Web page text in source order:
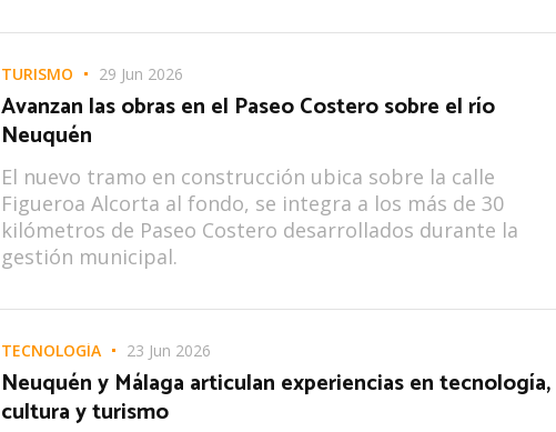
TURISMO 29 Jun 2026
Avanzan las obras en el Paseo Costero sobre el río
Neuquén
El nuevo tramo en construcción ubica sobre la calle
Figueroa Alcorta al fondo, se integra a los más de 30
kilómetros de Paseo Costero desarrollados durante la
gestión municipal.
TECNOLOGÍA 23 Jun 2026
Neuquén y Málaga articulan experiencias en tecnología,
cultura y turismo